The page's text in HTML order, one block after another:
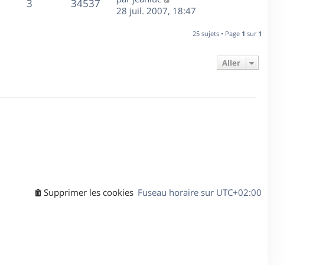
g
e
s
s
m
p
e
i
3 34537
e
28 juil. 2007, 18:47
25 sujets • Page 1 sur 1
Aller
Fuseau horaire sur UTC+02:00
Supprimer les cookies